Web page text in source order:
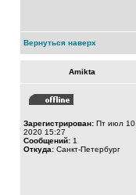
Вернуться наверх
Amikta
Зарегистрирован: Пт июл 10,
2020 15:27
Сообщений: 1
Откуда: Санкт-Петербург